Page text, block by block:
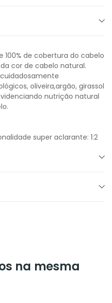
de cobertura do cabelo
cor de cabelo natural.
oliveira,argão, girassol
nutrição natural
super aclarante: 1:2
na mesma